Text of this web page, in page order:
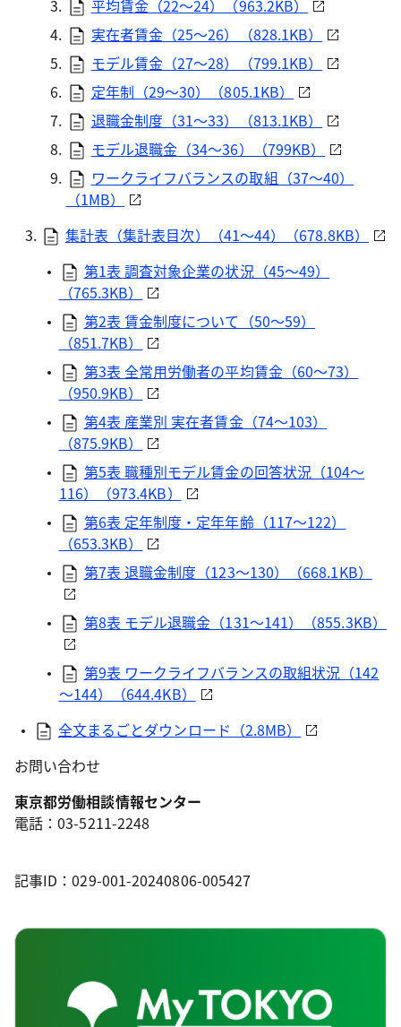
平均賃金（22～24）（963.2KB）
実在者賃金（25～26）（828.1KB）
モデル賃金（27～28）（799.1KB）
定年制（29～30）（805.1KB）
退職金制度（31～33）（813.1KB）
モデル退職金（34～36）（799KB）
ワークライフバランスの取組（37～40）
（1MB）
集計表（集計表目次）（41～44）（678.8KB）
第1表 調査対象企業の状況（45～49）
（765.3KB）
第2表 賃金制度について（50～59）
（851.7KB）
第3表 全常用労働者の平均賃金（60～73）
（950.9KB）
第4表 産業別 実在者賃金（74～103）
（875.9KB）
第5表 職種別モデル賃金の回答状況（104～
116）（973.4KB）
第6表 定年制度・定年年齢（117～122）
（653.3KB）
第7表 退職金制度（123～130）（668.1KB）
第8表 モデル退職金（131～141）（855.3KB）
第9表 ワークライフバランスの取組状況（142
～144）（644.4KB）
全文まるごとダウンロード（2.8MB）
お問い合わせ
東京都労働相談情報センター
電話：03-5211-2248
記事ID：029-001-20240806-005427